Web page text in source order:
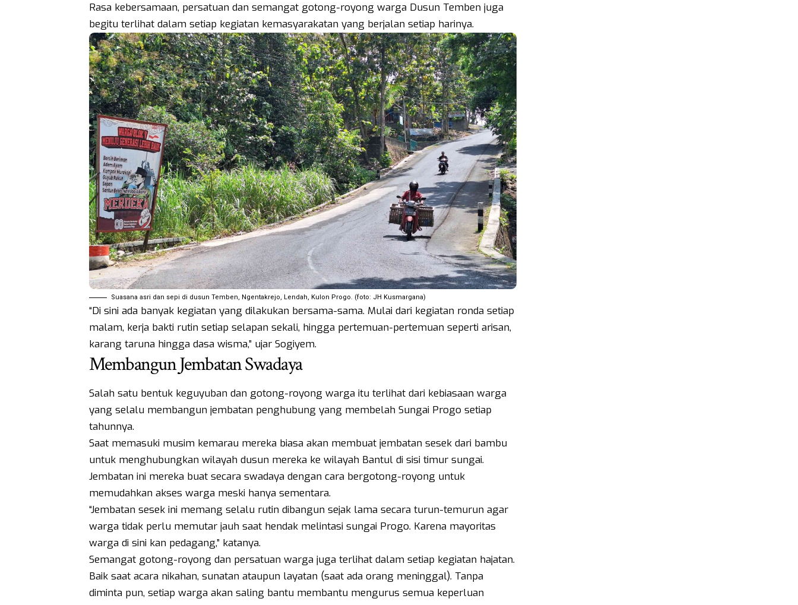
Rasa kebersamaan, persatuan dan semangat gotong-royong warga Dusun Temben juga
begitu terlihat dalam setiap kegiatan kemasyarakatan yang berjalan setiap harinya.
Suasana asri dan sepi di dusun Temben, Ngentakrejo, Lendah, Kulon Progo. (foto: JH Kusmargana)
“Di sini ada banyak kegiatan yang dilakukan bersama-sama. Mulai dari kegiatan ronda setiap
malam, kerja bakti rutin setiap selapan sekali, hingga pertemuan-pertemuan seperti arisan,
karang taruna hingga dasa wisma,” ujar Sogiyem.
Membangun Jembatan Swadaya
Salah satu bentuk keguyuban dan gotong-royong warga itu terlihat dari kebiasaan warga
yang selalu membangun jembatan penghubung yang membelah Sungai Progo setiap
tahunnya.
Saat memasuki musim kemarau mereka biasa akan membuat jembatan sesek dari bambu
untuk menghubungkan wilayah dusun mereka ke wilayah Bantul di sisi timur sungai.
Jembatan ini mereka buat secara swadaya dengan cara bergotong-royong untuk
memudahkan akses warga meski hanya sementara.
“Jembatan sesek ini memang selalu rutin dibangun sejak lama secara turun-temurun agar
warga tidak perlu memutar jauh saat hendak melintasi sungai Progo. Karena mayoritas
warga di sini kan pedagang,” katanya.
Semangat gotong-royong dan persatuan warga juga terlihat dalam setiap kegiatan hajatan.
Baik saat acara nikahan, sunatan ataupun layatan (saat ada orang meninggal). Tanpa
diminta pun, setiap warga akan saling bantu membantu mengurus semua keperluan